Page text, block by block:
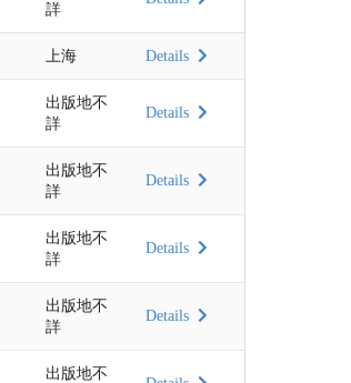
詳
上海 Details
出版地不
詳
Details
出版地不
詳
Details
出版地不
詳
Details
出版地不
詳
Details
出版地不